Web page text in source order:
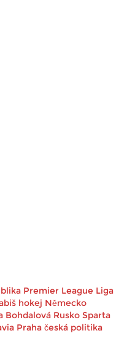
Premier League Liga
hokej Německo
Bohdalová Rusko Sparta
Praha česká politika